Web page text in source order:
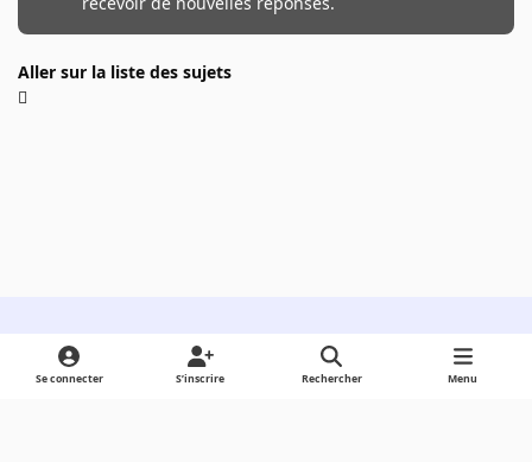
Aller sur la liste des sujets
Light ModeDark ModeSystem Preference
Se connecter S’inscrire Rechercher Menu